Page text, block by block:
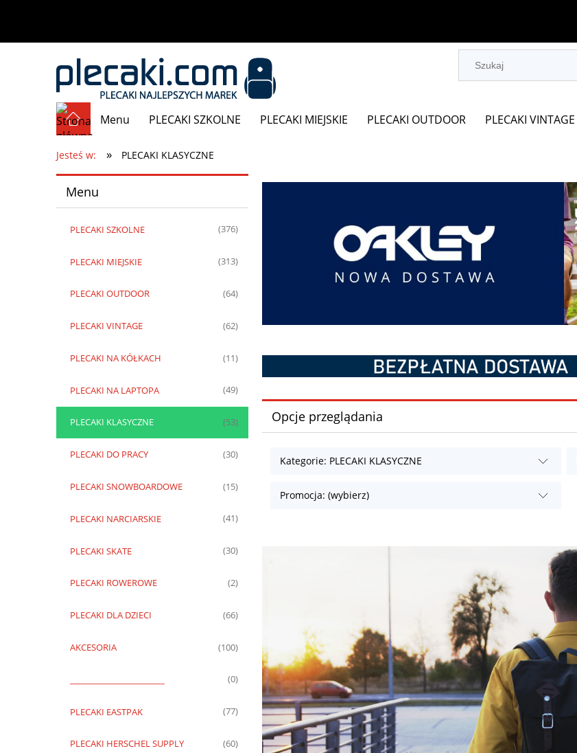
Menu PLECAKI SZKOLNE PLECAKI MIEJSKIE PLECAKI OUTDOOR PLECAKI VINTAGE
Promocje
Jesteś w: » PLECAKI KLASYCZNE
Menu
PLECAKI SZKOLNE (376)
PLECAKI MIEJSKIE (313)
PLECAKI OUTDOOR (64)
PLECAKI VINTAGE (62)
PLECAKI NA KÓŁKACH (11)
PLECAKI NA LAPTOPA (49)
PLECAKI KLASYCZNE (53)
PLECAKI DO PRACY (30)
PLECAKI SNOWBOARDOWE (15)
PLECAKI NARCIARSKIE (41)
PLECAKI SKATE (30)
PLECAKI ROWEROWE (2)
PLECAKI DLA DZIECI (66)
AKCESORIA (100)
(0)
PLECAKI EASTPAK (77)
PLECAKI HERSCHEL SUPPLY (60)
Opcje przeglądania
Kategorie: PLECAKI KLASYCZNE
Promocja: (wybierz)